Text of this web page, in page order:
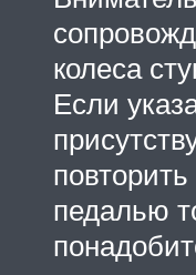
колеса
Если
педалью